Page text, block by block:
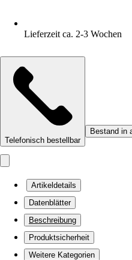
Lieferzeit ca. 2-3 Wochen
Telefonisch bestellbar
Bestand in
Artikeldetails
Datenblätter
Beschreibung
Produktsicherheit
Weitere Kategorien